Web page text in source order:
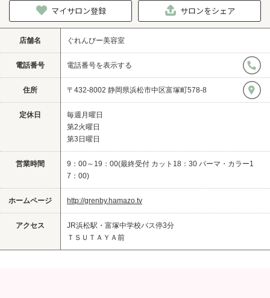
マイサロン登録 サロンをシェア
店舗名 ぐれんびー美容室
電話番号 電話番号を表示する
住所 〒432-8002 静岡県浜松市中区富塚町578-8
定休日
毎週月曜日
第2火曜日
第3日曜日
営業時間
9：00～19：00(最終受付 カット18：30 パーマ・カラー1
7：00)
ホームページ http://grenby.hamazo.tv
アクセス
JR浜松駅・富塚中学校バス停3分
ＴＳＵＴＡＹＡ前